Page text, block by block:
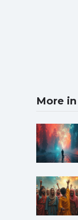
More